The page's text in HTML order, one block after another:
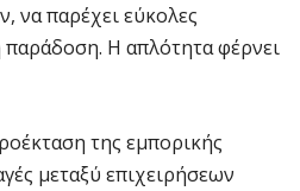
να παρέχει εύκολες
παράδοση. Η απλότητα φέρνει
της εμπορικής
μεταξύ επιχειρήσεων